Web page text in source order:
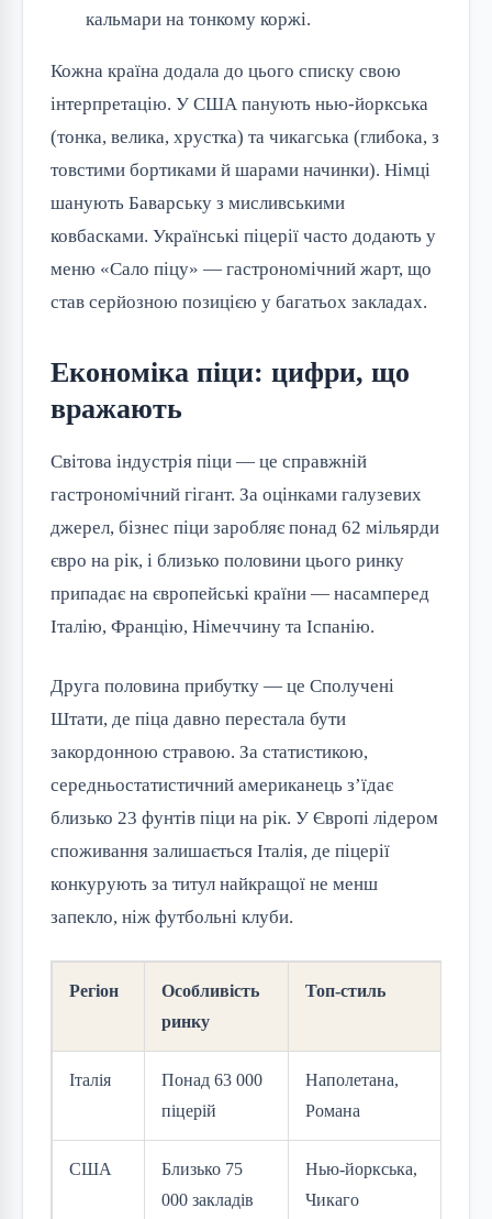
кальмари на тонкому коржі.
Кожна країна додала до цього списку свою
інтерпретацію. У США панують нью-йоркська
(тонка, велика, хрустка) та чикагська (глибока, з
товстими бортиками й шарами начинки). Німці
шанують Баварську з мисливськими
ковбасками. Українські піцерії часто додають у
меню «Сало піцу» — гастрономічний жарт, що
став серйозною позицією у багатьох закладах.
Економіка піци: цифри, що
вражають
Світова індустрія піци — це справжній
гастрономічний гігант. За оцінками галузевих
джерел, бізнес піци заробляє понад 62 мільярди
євро на рік, і близько половини цього ринку
припадає на європейські країни — насамперед
Італію, Францію, Німеччину та Іспанію.
Друга половина прибутку — це Сполучені
Штати, де піца давно перестала бути
закордонною стравою. За статистикою,
середньостатистичний американець з’їдає
близько 23 фунтів піци на рік. У Європі лідером
споживання залишається Італія, де піцерії
конкурують за титул найкращої не менш
запекло, ніж футбольні клуби.
Регіон
Особливість
ринку
Топ-стиль
Італія
Понад 63 000
піцерій
Наполетана,
Романа
США
Близько 75
000 закладів
Нью-йоркська,
Чикаго